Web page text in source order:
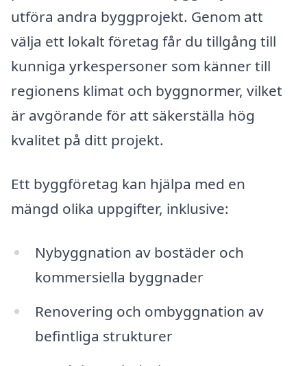
utföra andra byggprojekt. Genom att
välja ett lokalt företag får du tillgång till
kunniga yrkespersoner som känner till
regionens klimat och byggnormer, vilket
är avgörande för att säkerställa hög
kvalitet på ditt projekt.
Ett byggföretag kan hjälpa med en
mängd olika uppgifter, inklusive:
Nybyggnation av bostäder och
kommersiella byggnader
Renovering och ombyggnation av
befintliga strukturer